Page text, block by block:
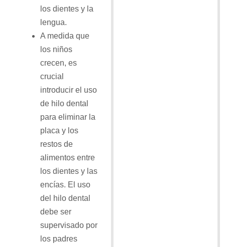
los dientes y la
lengua.
A medida que
los niños
crecen, es
crucial
introducir el uso
de hilo dental
para eliminar la
placa y los
restos de
alimentos entre
los dientes y las
encías. El uso
del hilo dental
debe ser
supervisado por
los padres